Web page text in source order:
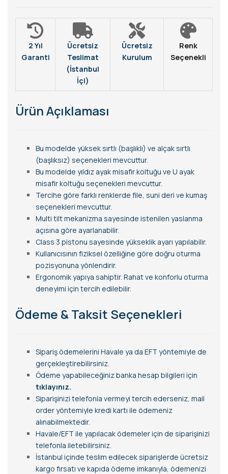
2 Yıl
Garanti
Ücretsiz
Teslimat
(İstanbul
İçi)
Ücretsiz
Kurulum
Renk
Seçenekli
Ürün Açıklaması
Bu modelde yüksek sırtlı (başlıklı) ve alçak sırtlı
(başlıksız) seçenekleri mevcuttur.
Bu modelde yıldız ayak misafir koltuğu ve U ayak
misafir koltuğu seçenekleri mevcuttur.
Tercihe göre farklı renklerde file, suni deri ve kumaş
seçenekleri mevcuttur.
Multi tilt mekanizma sayesinde istenilen yaslanma
açısına göre ayarlanabilir.
Class 3 pistonu sayesinde yükseklik ayarı yapılabilir.
Kullanıcısının fiziksel özelliğine göre doğru oturma
pozisyonuna yönlendirir.
Ergonomik yapıya sahiptir. Rahat ve konforlu oturma
deneyimi için tercih edilebilir.
Ödeme & Taksit Seçenekleri
Sipariş ödemelerini Havale ya da EFT yöntemiyle de
gerçekleştirebilirsiniz.
Ödeme yapabileceğiniz banka hesap bilgileri için
tıklayınız.
Siparişinizi telefonla vermeyi tercih ederseniz, mail
order yöntemiyle kredi kartı ile ödemeniz
alınabilmektedir.
Havale/EFT ile yapılacak ödemeler için de siparişinizi
telefonla iletebilirsiniz.
İstanbul içinde teslim edilecek siparişlerde ücretsiz
kargo fırsatı ve kapıda ödeme imkanıyla, ödemenizi